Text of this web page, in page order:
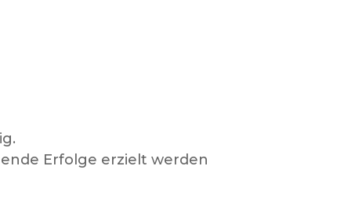
Erfolge erzielt werden